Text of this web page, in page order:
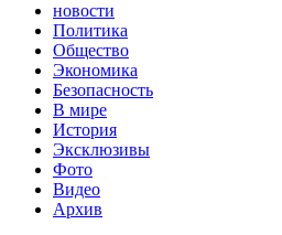
новости
Политика
Общество
Экономика
Безопасность
В мире
История
Эксклюзивы
Фото
Видео
Архив